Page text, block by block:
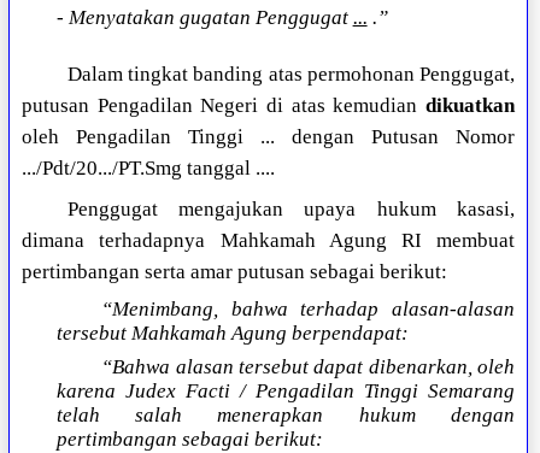
- Menyatakan gugatan Penggugat ... .”
Dalam tingkat banding atas permohonan Penggugat,
putusan Pengadilan Negeri di atas kemudian dikuatkan
oleh Pengadilan Tinggi ... dengan Putusan Nomor
.../Pdt/20.../PT.Smg tanggal ....
Penggugat mengajukan upaya hukum kasasi,
dimana terhadapnya Mahkamah Agung RI membuat
pertimbangan serta amar putusan sebagai berikut:
“Menimbang, bahwa terhadap alasan-alasan
tersebut Mahkamah Agung berpendapat:
“Bahwa alasan tersebut dapat dibenarkan, oleh
karena Judex Facti / Pengadilan Tinggi Semarang
telah salah menerapkan hukum dengan
pertimbangan sebagai berikut: